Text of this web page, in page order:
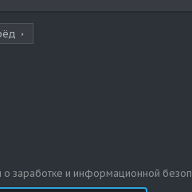
заработке и информационной